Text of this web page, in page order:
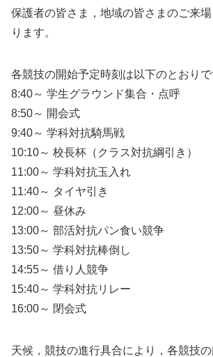
保護者の皆さま，地域の皆さまのご来
ります。
各競技の開始予定時刻は以下のとおりで
8:40～ 学生グラウンド集合・点呼
8:50～ 開会式
9:40～ 学科対抗騎馬戦
10:10～ 校長杯（クラス対抗綱引き）
11:00～ 学科対抗玉入れ
11:40～ タイヤ引き
12:00～ 昼休み
13:00～ 部活対抗パン食い競争
13:50～ 学科対抗棒倒し
14:55～ 借り人競争
15:40～ 学科対抗リレー
16:00～ 閉会式
天候，競技の進行具合により，各競技